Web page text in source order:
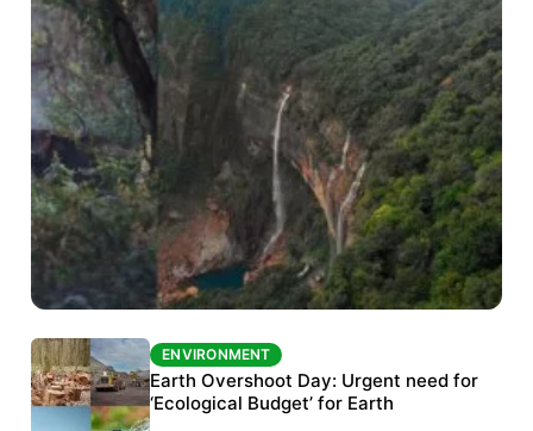
ENVIRONMENT
The Habitats Trust awards INR 33 million to
six conservation projects
ENVIRONMENT
Earth Overshoot Day: Urgent need for
‘Ecological Budget’ for Earth